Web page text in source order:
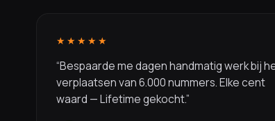
★★★★★
“Bespaarde me dagen handmatig werk bij
verplaatsen van 6.000 nummers. Elke cent
waard — Lifetime gekocht.”